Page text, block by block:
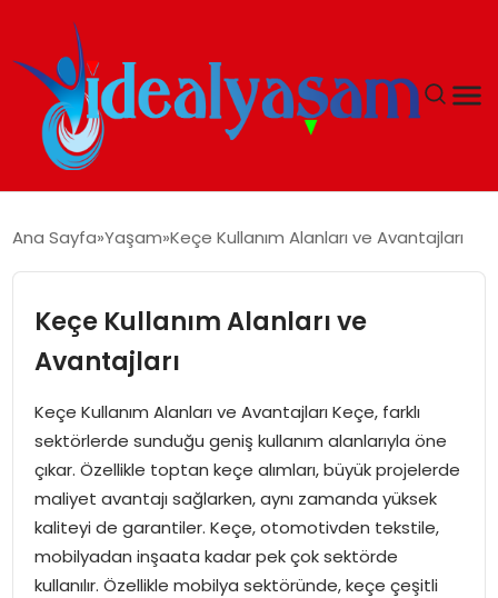
GÜNDEM
EKONOMI
İDEAL SPOR
YAŞAM
MAGAZIN
Ana Sayfa Yaşam Keçe Kullanım Alanları ve Avantajları
Keçe Kullanım Alanları ve
Avantajları
Keçe Kullanım Alanları ve Avantajları Keçe, farklı
sektörlerde sunduğu geniş kullanım alanlarıyla öne
çıkar. Özellikle toptan keçe alımları, büyük projelerde
maliyet avantajı sağlarken, aynı zamanda yüksek
kaliteyi de garantiler. Keçe, otomotivden tekstile,
mobilyadan inşaata kadar pek çok sektörde
kullanılır. Özellikle mobilya sektöründe, keçe çeşitli